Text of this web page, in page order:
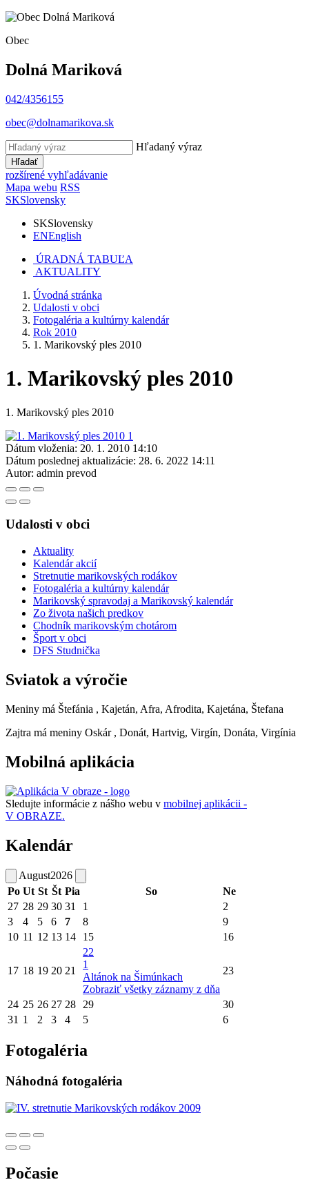
Obec
Dolná Mariková
042/4356155
obec@dolnamarikova.sk
Hľadaný výraz
Hľadať
rozšírené vyhľadávanie
Mapa webu RSS
SKSlovensky
SKSlovensky
ENEnglish
ÚRADNÁ TABUĽA
AKTUALITY
Úvodná stránka
Udalosti v obci
Fotogaléria a kultúrny kalendár
Rok 2010
1. Marikovský ples 2010
1. Marikovský ples 2010
1. Marikovský ples 2010
Dátum vloženia: 20. 1. 2010 14:10
Dátum poslednej aktualizácie: 28. 6. 2022 14:11
Autor: admin prevod
Udalosti v obci
Aktuality
Kalendár akcií
Stretnutie marikovských rodákov
Fotogaléria a kultúrny kalendár
Marikovský spravodaj a Marikovský kalendár
Zo života našich predkov
Chodník marikovským chotárom
Šport v obci
DFS Studnička
Sviatok a výročie
Meniny má Štefánia , Kajetán, Afra, Afrodita, Kajetána, Štefana
Zajtra má meniny Oskár , Donát, Hartvig, Virgín, Donáta, Virgínia
Mobilná aplikácia
Sledujte informácie z nášho webu v mobilnej aplikácii -
V OBRAZE.
Kalendár
August2026
Po Ut St Št Pia So
Ne
27 28 29 30 31 1
2
3
4 5 6 7 8
9
10 11 12 13 14 15 16
17 18 19 20 21
22
1
Altánok na Šimúnkach
Zobraziť všetky záznamy z dňa
23
24 25 26 27 28 29
30
31 1 2 3 4 5 6
Fotogaléria
Náhodná fotogaléria
Počasie